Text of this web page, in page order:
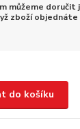
můžeme doručit
zboží
do košíku